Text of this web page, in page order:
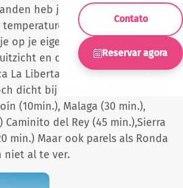
Contato
Reservar agora
heb je hier het meeste kans
van rond de 20
op je eigen terrasje genieten
en die heerlijke Spaanse
La Libertad zit je midden in de
dicht bij alles wat Andalusië te
(10min.), Malaga (30 min.),
Caminito del Rey (45 min.),Sierra
min.) Maar ook parels als Ronda
niet al te ver.